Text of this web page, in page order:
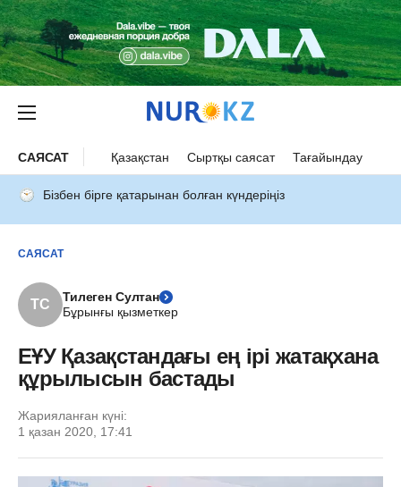
САЯСАТ Қазақстан Сыртқы саясат Тағайындау
Бізбен бірге қатарынан болған күндеріңіз
САЯСАТ
ТС
Тилеген Султан
Бұрынғы қызметкер
ЕҰУ Қазақстандағы ең ірі жатақхана
құрылысын бастады
Жарияланған күні:
1 қазан 2020, 17:41